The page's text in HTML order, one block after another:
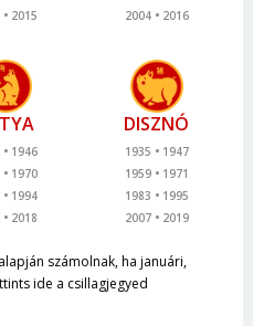
2015
2004
2016
1946
1970
1994
2018
DISZNÓ
1935
1947
1959
1971
1983
1995
2007
2019
számolnak, ha januári,
ide a csillagjegyed